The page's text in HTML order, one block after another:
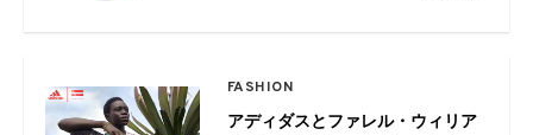
FASHION
アディダスとファレル・ウィリア